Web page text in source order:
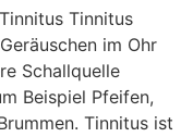
Tin︇nitus
im Ohr︇
Sch︇allquelle
Bei︇spiel Pfe︇ifen,
Tin︇nitus ist︇